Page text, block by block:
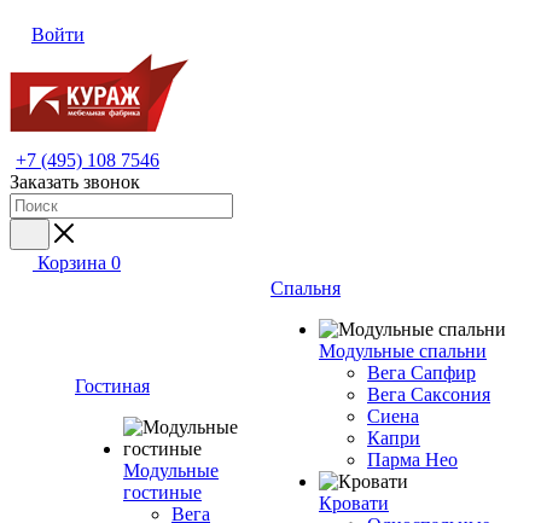
Войти
+7 (495) 108 7546
Заказать звонок
Корзина 0
Гостиная
Модульные
гостиные
Вега
Спальня
Модульные спальни
Вега Сапфир
Вега Саксония
Сиена
Капри
Парма Нео
Кровати